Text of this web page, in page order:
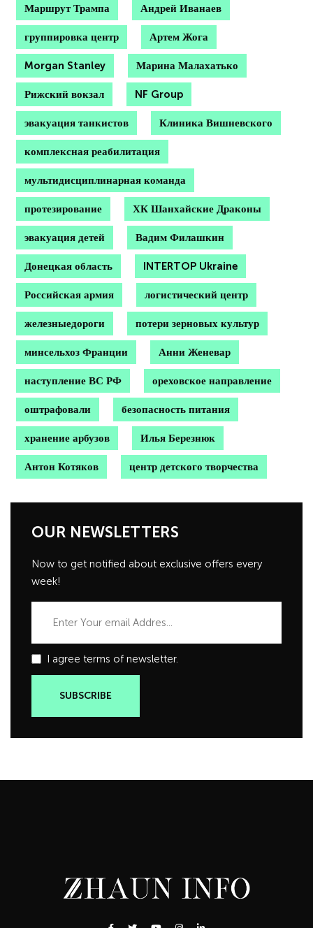
Маршрут Трампа Андрей Иванаев
группировка центр Артем Жога
Morgan Stanley Марина Малахатько
Рижский вокзал NF Group
эвакуация танкистов Клиника Вишневского
комплексная реабилитация
мультидисциплинарная команда
протезирование ХК Шанхайские Драконы
эвакуация детей Вадим Филашкин
Донецкая область INTERTOP Ukraine
Российская армия логистический центр
железныедороги потери зерновых культур
минсельхоз Франции Анни Женевар
наступление ВС РФ ореховское направление
оштрафовали безопасность питания
хранение арбузов Илья Березнюк
Антон Котяков центр детского творчества
OUR NEWSLETTERS
Now to get notified about exclusive offers every
week!
I agree terms of newsletter.